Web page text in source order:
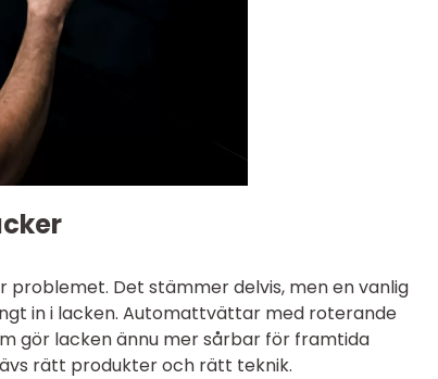
Det stämmer delvis, men en vanlig
in i lacken. Automattvättar med roterande
gör lacken ännu mer sårbar för framtida
rätt produkter och rätt teknik.